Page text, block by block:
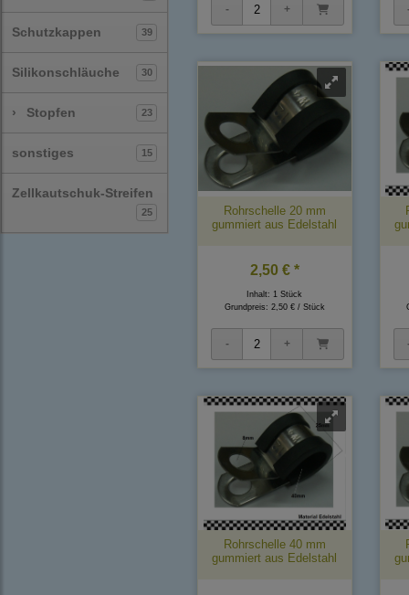
Schutzkappen 39
Silikonschläuche 30
› Stopfen 23
sonstiges 15
Zellkautschuk-Streifen
25
Rohrschelle 20 mm
gummiert aus Edelstahl
2,50 € *
Inhalt: 1 Stück
Grundpreis: 2,50 € / Stück
Rohrschelle 40 mm
gummiert aus Edelstahl